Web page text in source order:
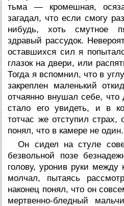
тьма — кромешная,
загадал, что если смогу
нибудь, хоть смутное
здравый рассудок.
оставшихся сил я
глазок на двери, или
Тогда я вспомнил, что в
закреплен маленький
отчаянно внушал себе,
стало его увидеть, и в
тотчас же отступил
понял, что в камере не один.
Он сидел на стуле
безвольной позе
голову, уронив руки между
молчал, пытаясь
наконец понял, что он
мертвенно-бледный